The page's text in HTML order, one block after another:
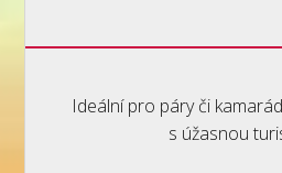
Ideální pro páry či
s úžasnou